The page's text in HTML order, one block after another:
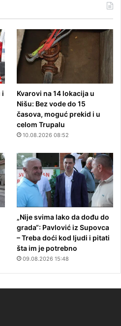
i
Kvarovi na 14 lokacija u
Nišu: Bez vode do 15
časova, moguć prekid i u
celom Trupalu
10.08.2026 08:52
„Nije svima lako da dođu do
grada“: Pavlović iz Supovca
– Treba doći kod ljudi i pitati
šta im je potrebno
09.08.2026 15:48